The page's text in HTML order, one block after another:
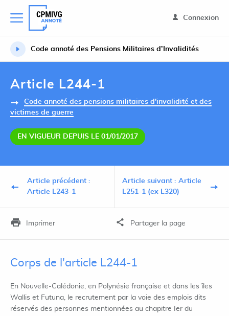
Connexion
Code annoté des Pensions Militaires d’Invalidités
Article L244-1
Code annoté des pensions militaires d'invalidité et des
victimes de guerre
EN VIGUEUR DEPUIS LE 01/01/2017
Article précédent :
Article L243-1
Article suivant : Article
L251-1 (ex L320)
Imprimer Partager la page
Corps de l'article L244-1
En Nouvelle-Calédonie, en Polynésie française et dans les îles
Wallis et Futuna, le recrutement par la voie des emplois dits
réservés des personnes mentionnées au chapitre Ier du